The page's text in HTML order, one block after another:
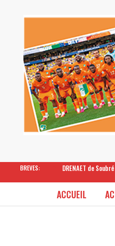
BREVES: DRENAET de
ACCUEIL